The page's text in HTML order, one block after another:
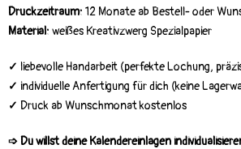
Druckzeitraum: 12 Monate ab Bestell- oder
Material: weißes Kreativzwerg Spezialpapier
✓ liebevolle Handarbeit (perfekte Lochung,
✓ individuelle Anfertigung für dich (keine
✓ Druck ab Wunschmonat kostenlos
➩ Du willst deine Kalendereinlagen